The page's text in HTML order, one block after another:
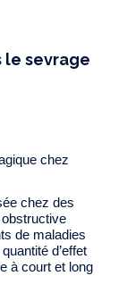
sevrage
chez
chez des
de maladies
d’effet
à court et long